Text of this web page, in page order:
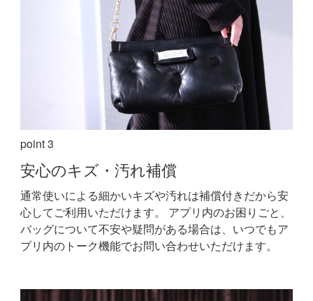
point 3
安心のキズ・汚れ補償
通常使いによる細かいキズや汚れは補償付きだから安
心してご利用いただけます。 アプリ内のお困りごと、
バッグについて不安や疑問がある場合は、いつでもア
プリ内のトーク機能でお問い合わせいただけます。